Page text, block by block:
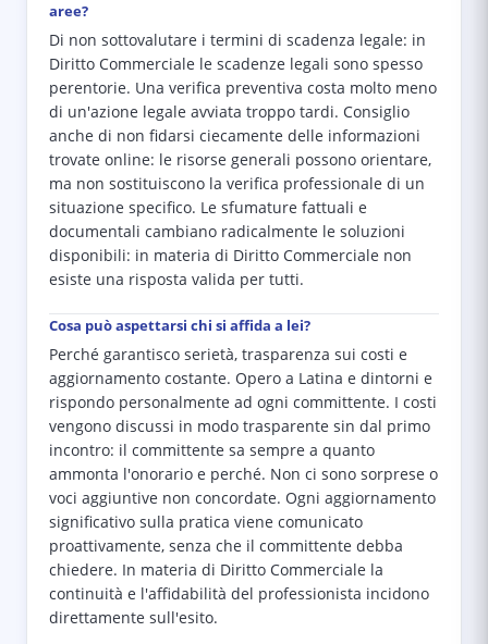
aree?
Di non sottovalutare i termini di scadenza legale: in
Diritto Commerciale le scadenze legali sono spesso
perentorie. Una verifica preventiva costa molto meno
di un'azione legale avviata troppo tardi. Consiglio
anche di non fidarsi ciecamente delle informazioni
trovate online: le risorse generali possono orientare,
ma non sostituiscono la verifica professionale di un
situazione specifico. Le sfumature fattuali e
documentali cambiano radicalmente le soluzioni
disponibili: in materia di Diritto Commerciale non
esiste una risposta valida per tutti.
Cosa può aspettarsi chi si affida a lei?
Perché garantisco serietà, trasparenza sui costi e
aggiornamento costante. Opero a Latina e dintorni e
rispondo personalmente ad ogni committente. I costi
vengono discussi in modo trasparente sin dal primo
incontro: il committente sa sempre a quanto
ammonta l'onorario e perché. Non ci sono sorprese o
voci aggiuntive non concordate. Ogni aggiornamento
significativo sulla pratica viene comunicato
proattivamente, senza che il committente debba
chiedere. In materia di Diritto Commerciale la
continuità e l'affidabilità del professionista incidono
direttamente sull'esito.